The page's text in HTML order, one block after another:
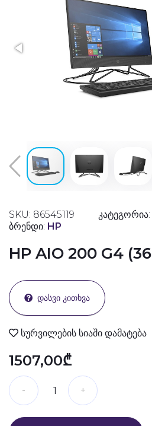
SKU: 86545119 კატეგორია:
ბრენდი: HP
HP AIO 200 G4
ᲓᲐᲡᲕᲘ ᲙᲘᲗᲮᲕᲐ
სურვილების სიაში დამატება
1507,00₾